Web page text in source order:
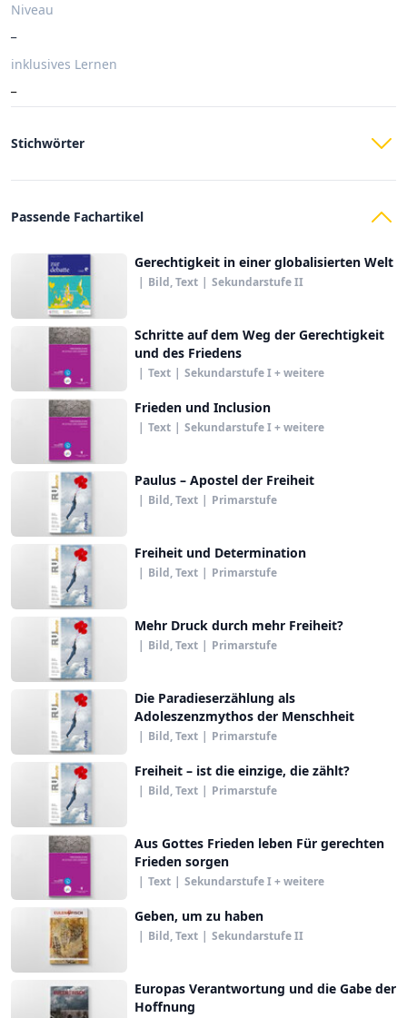
Niveau
inklusives Lernen
Stichwörter
Passende Fachartikel
Gerechtigkeit in einer globalisierten Welt
| Bild, Text | Sekundarstufe II
Schritte auf dem Weg der Gerechtigkeit
und des Friedens
| Text | Sekundarstufe I + weitere
Frieden und Inclusion
| Text | Sekundarstufe I + weitere
Paulus – Apostel der Freiheit
| Bild, Text | Primarstufe
Freiheit und Determination
| Bild, Text | Primarstufe
Mehr Druck durch mehr Freiheit?
| Bild, Text | Primarstufe
Die Paradieserzählung als
Adoleszenzmythos der Menschheit
| Bild, Text | Primarstufe
Freiheit – ist die einzige, die zählt?
| Bild, Text | Primarstufe
Aus Gottes Frieden leben Für gerechten
Frieden sorgen
| Text | Sekundarstufe I + weitere
Geben, um zu haben
| Bild, Text | Sekundarstufe II
Europas Verantwortung und die Gabe der
Hoffnung